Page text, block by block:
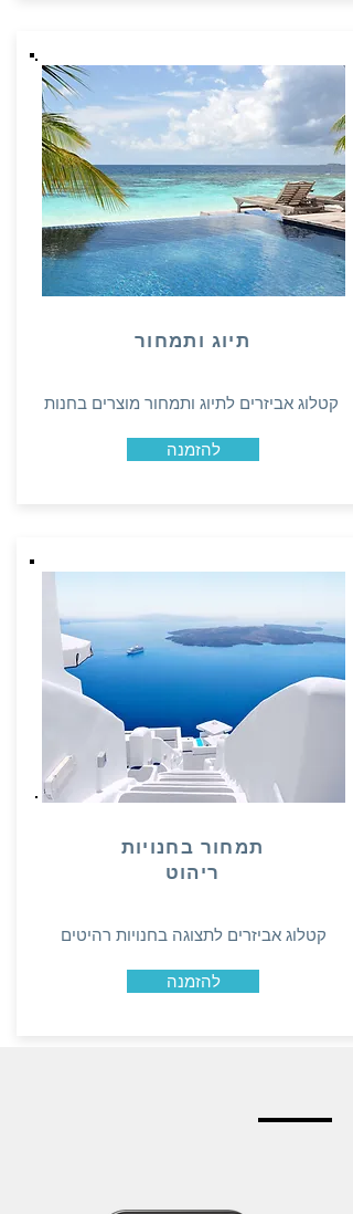
תיוג ותמחור
קטלוג אביזרים לתיוג ותמחור מוצרים בחנות
להזמנה
תמחור בחנויות
ריהוט
קטלוג אביזרים לתצוגה בחנויות רהיטים
להזמנה